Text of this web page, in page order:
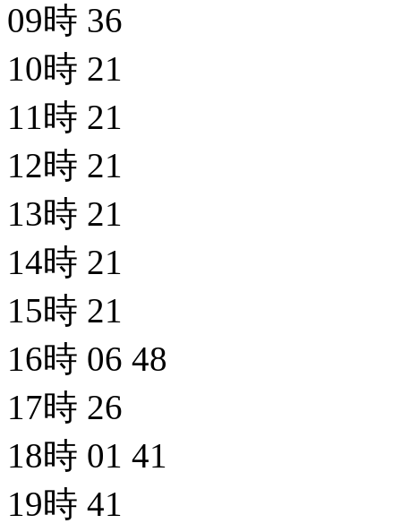
09時 36
10時 21
11時 21
12時 21
13時 21
14時 21
15時 21
16時 06 48
17時 26
18時 01 41
19時 41